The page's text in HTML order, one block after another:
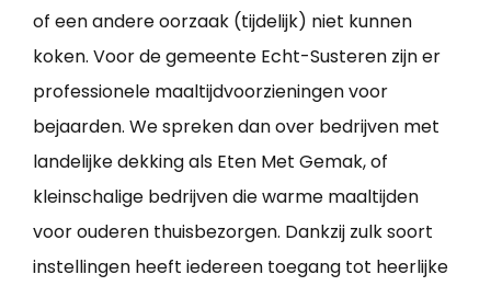
of een andere oorzaak (tijdelijk) niet kunnen
koken. Voor de gemeente Echt-Susteren zijn er
professionele maaltijdvoorzieningen voor
bejaarden. We spreken dan over bedrijven met
landelijke dekking als Eten Met Gemak, of
kleinschalige bedrijven die warme maaltijden
voor ouderen thuisbezorgen. Dankzij zulk soort
instellingen heeft iedereen toegang tot heerlijke